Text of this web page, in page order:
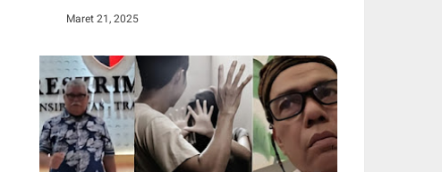
Maret 21, 2025